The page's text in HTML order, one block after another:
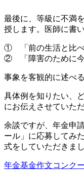
最後に、等級に不満
授します。医師に書
① 「前の生活と比べ
② 「障害のために今
事象を客観的に述べ
具体例を知りたい、
にお伝えさせていた
余談ですが、年金申
ール」に応募してみ
式をしていただきま
年金基金作文コンク